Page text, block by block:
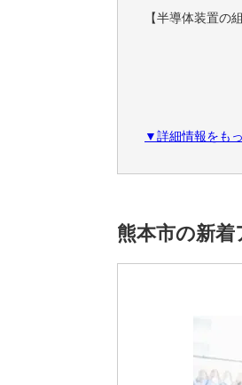
【半導体装置
▼詳細情報をも
熊本市の新